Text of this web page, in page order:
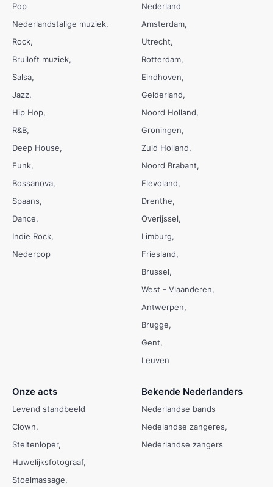
Pop
Nederlandstalige muziek
Rock
Bruiloft muziek
Salsa
Jazz
Hip Hop
R&B
Deep House
Funk
Bossanova
Spaans
Dance
Indie Rock
Nederpop
Nederland
Amsterdam
Utrecht
Rotterdam
Eindhoven
Gelderland
Noord Holland
Groningen
Zuid Holland
Noord Brabant
Flevoland
Drenthe
Overijssel
Limburg
Friesland
Brussel
West - Vlaanderen
Antwerpen
Brugge
Gent
Leuven
Onze acts
Levend standbeeld
Clown
Steltenloper
Huwelijksfotograaf
Stoelmassage
Bekende Nederlanders
Nederlandse bands
Nedelandse zangeres
Nederlandse zangers